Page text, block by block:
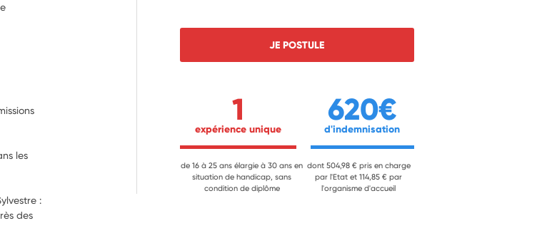
les
:
des
JE POSTULE
1
expérience unique
de 16 à 25 ans élargie à 30 ans en
situation de handicap, sans
condition de diplôme
620€
d'indemnisation
dont 504,98 € pris en charge
par l'Etat et 114,85 € par
l'organisme d'accueil